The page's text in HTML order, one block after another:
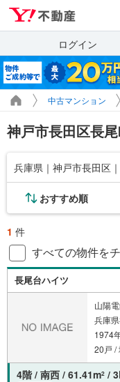
ログイン
中古マンション
神戸市長田区長
兵庫県｜神戸市長田区
おすすめ順
1 件
すべての物件を
長尾台ハイツ
山陽
兵庫
1974
20戸 /
4階 / 南西 / 61.41m2 /